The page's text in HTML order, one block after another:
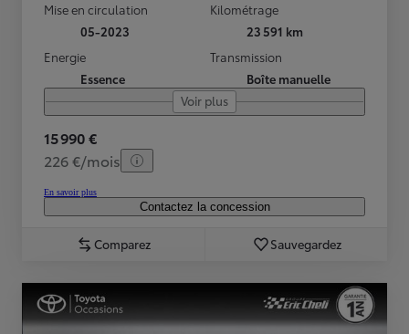
Mise en circulation
05-2023
Kilométrage
23 591 km
Energie
Essence
Transmission
Boîte manuelle
Voir plus
15 990 €
226 €/mois
En savoir plus
Contactez la concession
Comparez Sauvegardez